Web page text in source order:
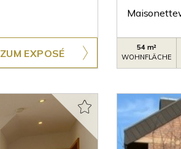
ZUM EXPOSÉ
54 m²
WOHNFLÄCHE